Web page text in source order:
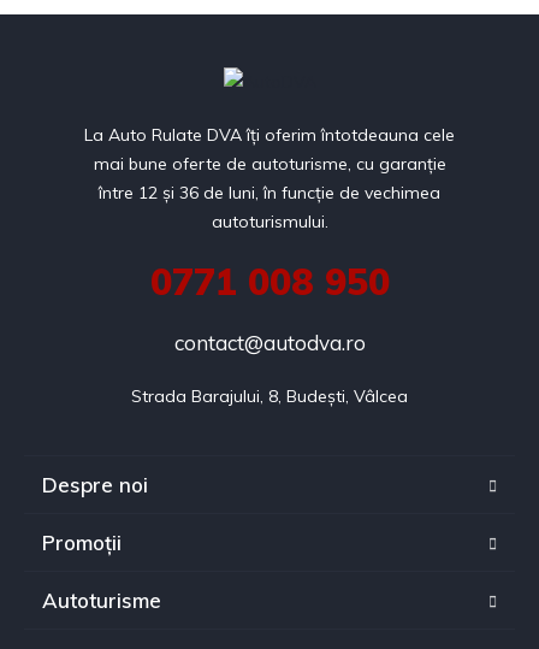
La Auto Rulate DVA îți oferim întotdeauna cele
mai bune oferte de autoturisme, cu garanție
între 12 și 36 de luni, în funcție de vechimea
autoturismului.
0771 008 950
contact@autodva.ro
Strada Barajului, 8, Budești, Vâlcea
Despre noi
Promoții
Autoturisme